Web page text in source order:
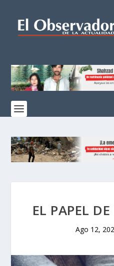
EL PAPEL
Ago 12,